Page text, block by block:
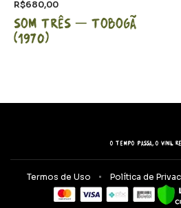
R$680,00
Som Três – Tobogã
(1970)
O tempo passa, o vinil
Termos de Uso Política de